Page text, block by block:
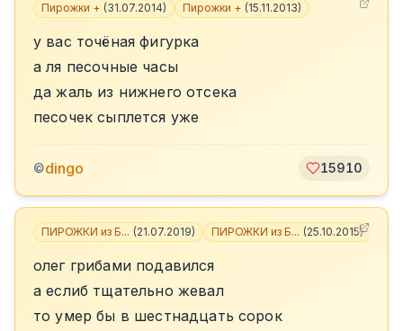
Пирожки + (31.07.2014) Пирожки + (15.11.2013)
у вас точёная фигурка
а ля песочные часы
да жаль из нижнего отсека
песочек сыплется уже
©dingo 15910
ПИРОЖКИ из Б... (21.07.2019) ПИРОЖКИ из Б... (25.10.2015)
олег грибами подавился
а еслиб тщательно жевал
то умер бы в шестнадцать сорок